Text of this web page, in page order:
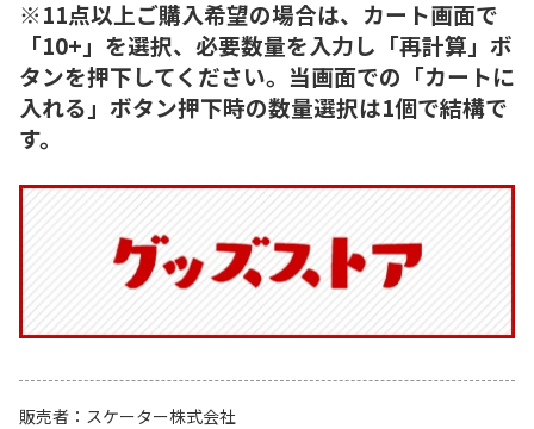
※11点以上ご購入希望の場合は、カート画面で
「10+」を選択、必要数量を入力し「再計算」ボ
タンを押下してください。当画面での「カートに
入れる」ボタン押下時の数量選択は1個で結構で
す。
販売者
スケーター株式会社